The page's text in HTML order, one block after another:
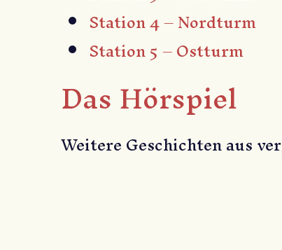
Station 4 – Nordturm
Station 5 – Ostturm
Das Hörspiel
Weitere Geschichten aus